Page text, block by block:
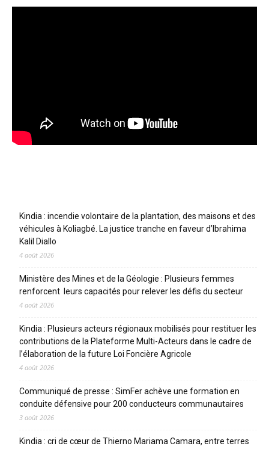
Kindia : incendie volontaire de la plantation, des maisons et des
véhicules à Koliagbé. La justice tranche en faveur d’Ibrahima
Kalil Diallo
4 août 2026
Ministère des Mines et de la Géologie : Plusieurs femmes
renforcent leurs capacités pour relever les défis du secteur
4 août 2026
Kindia : Plusieurs acteurs régionaux mobilisés pour restituer les
contributions de la Plateforme Multi-Acteurs dans le cadre de
l’élaboration de la future Loi Foncière Agricole
4 août 2026
Communiqué de presse : SimFer achève une formation en
conduite défensive pour 200 conducteurs communautaires
3 août 2026
Kindia : cri de cœur de Thierno Mariama Camara, entre terres